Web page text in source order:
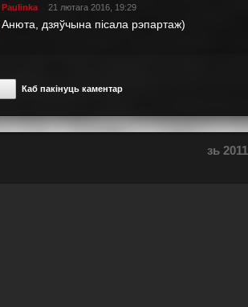
Paulinka 21 лютага 2016, 19:29
Анюта, дзяўчына пісала рэпартаж)
Каб пакінуць каментар
зь 2011